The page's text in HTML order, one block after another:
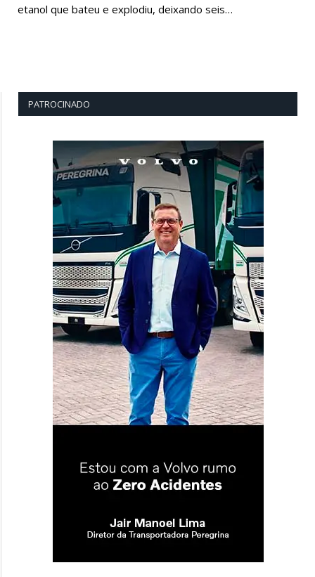
etanol que bateu e explodiu, deixando seis…
PATROCINADO